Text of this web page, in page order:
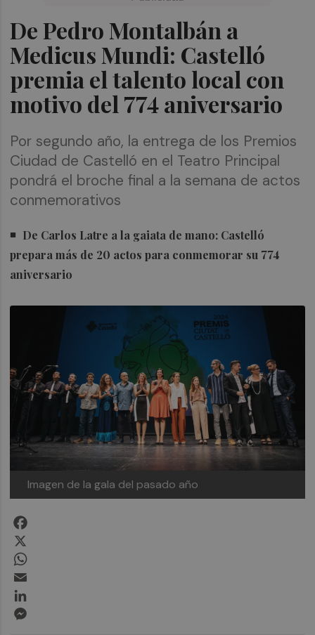
De Pedro Montalbán a
Medicus Mundi: Castelló
premia el talento local con
motivo del 774 aniversario
Por segundo año, la entrega de los Premios
Ciudad de Castelló en el Teatro Principal
pondrá el broche final a la semana de actos
conmemorativos
De Carlos Latre a la gaiata de mano: Castelló
prepara más de 20 actos para conmemorar su 774
aniversario
Imagen de la gala del pasado año